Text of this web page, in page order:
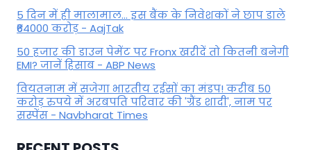
5 दिन में ही मालामाल... इस बैंक के निवेशकों ने छाप डाले
₹64000 करोड़ - AajTak
50 हजार की डाउन पेमेंट पर Fronx खरीदें तो कितनी बनेगी
EMI? जानें हिसाब - ABP News
वियतनाम में सजेगा भारतीय रईसों का मंडप! करीब 50
करोड़ रुपये में अरबपति परिवार की 'ग्रैंड शादी', नाम पर
सस्पेंस - Navbharat Times